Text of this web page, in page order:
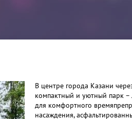
В центре города Казани
компактный и уютный парк –
для комфортного
насаждения,